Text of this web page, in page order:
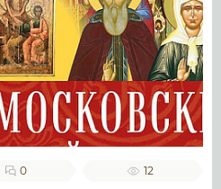
0 12